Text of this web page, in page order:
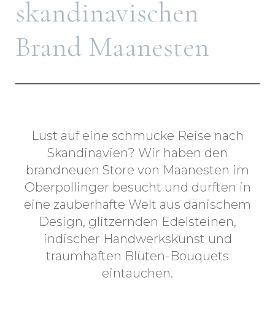
skandinavischen
Brand Maanesten
Lust auf eine schmucke Reise nach
Skandinavien? Wir haben den
brandneuen Store von Maanesten im
Oberpollinger besucht und durften in
eine zauberhafte Welt aus dänischem
Design, glitzernden Edelsteinen,
indischer Handwerkskunst und
traumhaften Blüten-Bouquets
eintauchen.